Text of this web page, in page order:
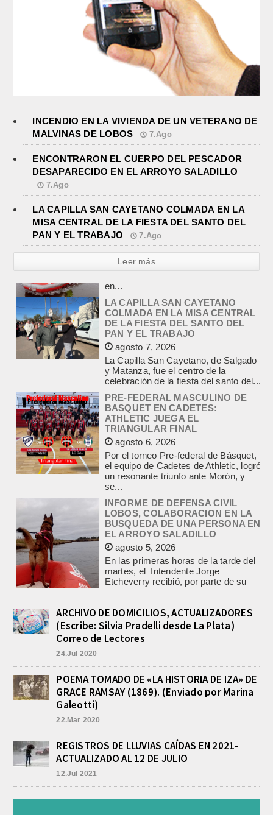
INCENDIO EN LA VIVIENDA DE UN VETERANO DE
MALVINAS DE LOBOS
7.Ago
ENCONTRARON EL CUERPO DEL PESCADOR
DESAPARECIDO EN EL ARROYO SALADILLO
7.Ago
LA CAPILLA SAN CAYETANO COLMADA EN LA
MISA CENTRAL DE LA FIESTA DEL SANTO DEL
PAN Y EL TRABAJO
7.Ago
Leer más
LA CAPILLA SAN CAYETANO
COLMADA EN LA MISA CENTRAL
DE LA FIESTA DEL SANTO DEL
PAN Y EL TRABAJO
agosto 7, 2026
La Capilla San Cayetano, de Salgado
y Matanza, fue el centro de la
celebración de la fiesta del santo del...
PRE-FEDERAL MASCULINO DE
BASQUET EN CADETES:
ATHLETIC JUEGA EL
TRIANGULAR FINAL
agosto 6, 2026
Por el torneo Pre-federal de Básquet,
el equipo de Cadetes de Athletic, logró
un resonante triunfo ante Morón, y
se...
INFORME DE DEFENSA CIVIL
LOBOS, COLABORACION EN LA
BUSQUEDA DE UNA PERSONA EN
EL ARROYO SALADILLO
agosto 5, 2026
En las primeras horas de la tarde del
martes, el Intendente Jorge
Etcheverry recibió, por parte de su
par de...
INCENDIO EN LA VIVIENDA DE UN
LOBOS
agosto 7, 2026
Esta tarde fueron requeridos los
propiedad...
ENCONTRARON EL CUERPO DEL
agosto 7, 2026
Un helicóptero que participaba de la
búsqueda, encontró hoy el cuerpo sin
ARCHIVO DE DOMICILIOS, ACTUALIZADORES
(Escribe: Silvia Pradelli desde La Plata)
Correo de Lectores
24.Jul 2020
POEMA TOMADO DE «LA HISTORIA DE IZA» DE
GRACE RAMSAY (1869). (Enviado por Marina
Galeotti)
22.Mar 2020
REGISTROS DE LLUVIAS CAÍDAS EN 2021-
ACTUALIZADO AL 12 DE JULIO
12.Jul 2021